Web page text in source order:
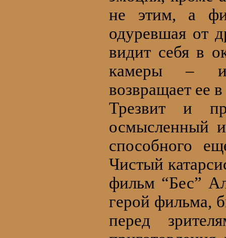
не этим, а
одуревшая от
видит себя в
камеры – и
возвращает ее
Трезвит и
осмысленный
способного
Чистый
фильм “Бес”
герой фильма,
перед